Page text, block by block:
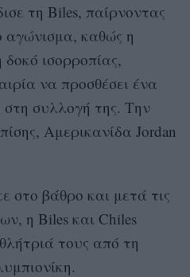
τη Biles, παίρνοντας
αγώνισμα, καθώς η
ισορροπίας,
να προσθέσει ένα
συλλογή της. Την
Αμερικανίδα Jordan
στο βάθρο και μετά τις
η Biles και Chiles
τους από τη